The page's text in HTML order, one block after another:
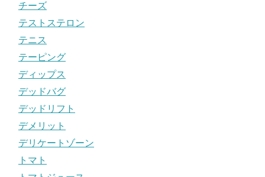
チーズ
テストステロン
テニス
テーピング
ディップス
デッドバグ
デッドリフト
デメリット
デリケートゾーン
トマト